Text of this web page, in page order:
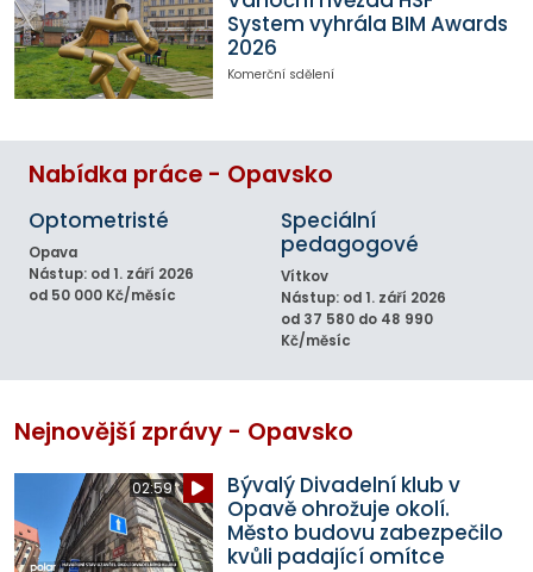
System vyhrála BIM Awards
2026
Komerční sdělení
Nabídka práce - Opavsko
Optometristé
Opava
Nástup: od 1. září 2026
od 50 000 Kč/měsíc
Speciální
pedagogové
Vítkov
Nástup: od 1. září 2026
od 37 580 do 48 990
Kč/měsíc
Nejnovější zprávy - Opavsko
02:59
Bývalý Divadelní klub v
Opavě ohrožuje okolí.
Město budovu zabezpečilo
kvůli padající omítce